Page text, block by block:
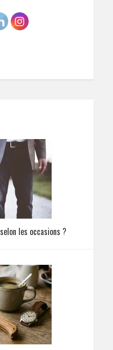
les occasions ?